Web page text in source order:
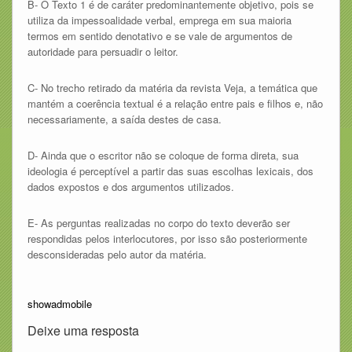
B- O Texto 1 é de caráter predominantemente objetivo, pois se
utiliza da impessoalidade verbal, emprega em sua maioria
termos em sentido denotativo e se vale de argumentos de
autoridade para persuadir o leitor.
C- No trecho retirado da matéria da revista Veja, a temática que
mantém a coerência textual é a relação entre pais e filhos e, não
necessariamente, a saída destes de casa.
D- Ainda que o escritor não se coloque de forma direta, sua
ideologia é perceptível a partir das suas escolhas lexicais, dos
dados expostos e dos argumentos utilizados.
E- As perguntas realizadas no corpo do texto deverão ser
respondidas pelos interlocutores, por isso são posteriormente
desconsideradas pelo autor da matéria.
showadmobile
Deixe uma resposta